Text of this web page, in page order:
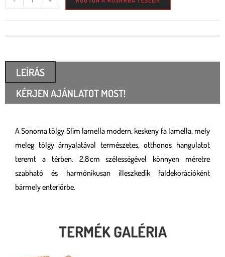
LEÍRÁS
KÉRJEN AJÁNLATOT MOST!
A Sonoma tölgy Slim lamella modern, keskeny fa lamella, mely
meleg tölgy árnyalatával természetes, otthonos hangulatot
teremt a térben. 2,8 cm szélességével könnyen méretre
szabható és harmónikusan illeszkedik faldekorációként
bármely enteriőrbe.
TERMÉK GALÉRIA